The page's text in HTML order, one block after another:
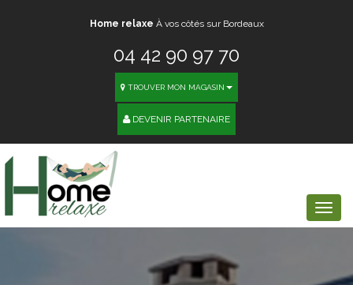
Home relaxe À vos côtés sur Bordeaux
04 42 90 97 70
TROUVER MON MAGASIN
DEVENIR PARTENAIRE